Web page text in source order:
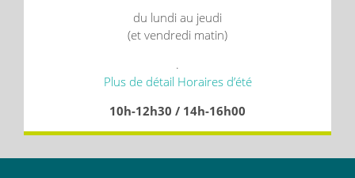
du lundi au jeudi
(et vendredi matin)
.
Plus de détail Horaires d’été
10h-12h30 / 14h-16h00